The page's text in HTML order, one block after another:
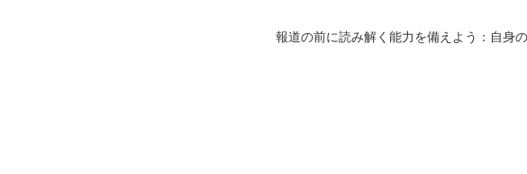
報道の前に読み解く能力を備えよう：自身